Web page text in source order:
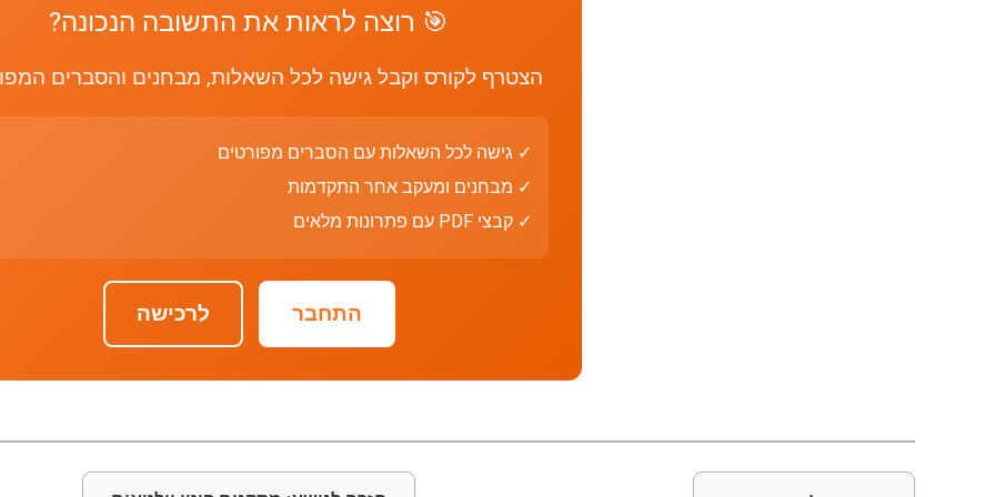
🎯 רוצה לראות את התשובה הנכונה?
הצטרף לקורס וקבל גישה לכל השאלות, מבחנים והסברים
✓ גישה לכל השאלות עם הסברים מפורטים
✓ מבחנים ומעקב אחר התקדמות
✓ קבצי PDF עם פתרונות מלאים
התחבר לרכישה